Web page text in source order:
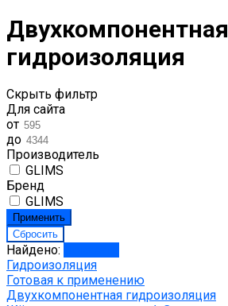
Двухкомпонентная
гидроизоляция
Скрыть фильтр
Для сайта
от
до
Производитель
GLIMS
Бренд
GLIMS
Найдено:
Гидроизоляция
Готовая к применению
Двухкомпонентная гидроизоляция